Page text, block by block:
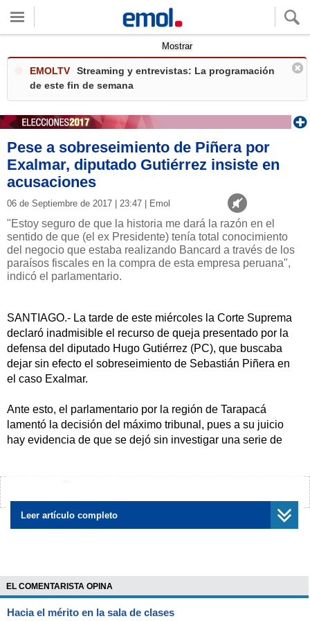
Mostrar
EMOLTV
Streaming y entrevistas: La programación
de este fin de semana
Pese a sobreseimiento de Piñera por
Exalmar, diputado Gutiérrez insiste en
acusaciones
06 de Septiembre de 2017 | 23:47 | Emol
"Estoy seguro de que la historia me dará la razón en el
sentido de que (el ex Presidente) tenía total conocimiento
del negocio que estaba realizando Bancard a través de los
paraísos fiscales en la compra de esta empresa peruana",
indicó el parlamentario.
SANTIAGO.- La tarde de este miércoles la Corte Suprema
declaró inadmisible el recurso de queja presentado por la
defensa del diputado Hugo Gutiérrez (PC), que buscaba
dejar sin efecto el sobreseimiento de Sebastián Piñera en
el caso Exalmar.
Ante esto, el parlamentario por la región de Tarapacá
lamentó la decisión del máximo tribunal, pues a su juicio
hay evidencia de que se dejó sin investigar una serie de
"Se pidió la entrega de los correos electrónicos, pero eso
nunca ocurrió. La investigación siempre fue deficiente e
insistiremos en la necesidad de investigar", sostuvo
"Lamentablemente este sobreseimiento definitivo deja las
puertas bastante cerradas, pero estoy seguro de que la
historia me dará la razón en el sentido de que Piñera tenía
Leer artículo completo
EL COMENTARISTA OPINA
Hacia el mérito en la sala de clases